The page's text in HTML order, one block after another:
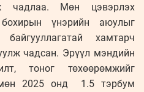
чадлаа. Мөн цэвэрлэх
үнэрийн аюулыг
хамтарч
чадсан. Эрүүл мэндийн
тоног төхөөрөмжийг
2025 онд 1.5 тэрбум